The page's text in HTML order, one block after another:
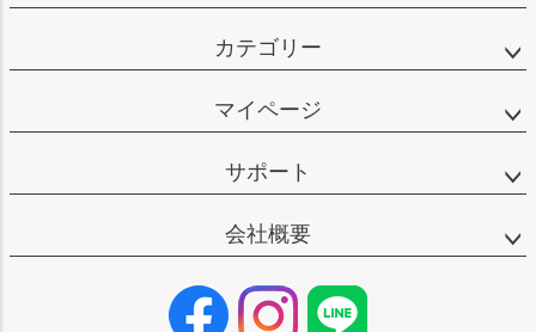
カテゴリー
マイページ
サポート
会社概要